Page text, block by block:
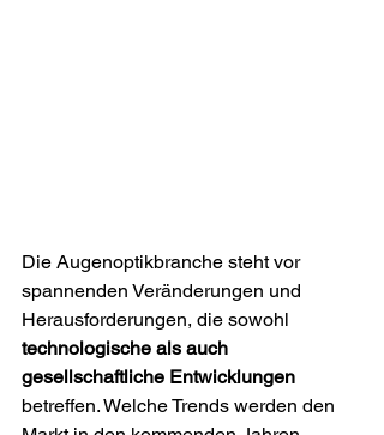
Die Augenoptikbranche steht vor
spannenden Veränderungen und
Herausforderungen, die sowohl
technologische als auch
gesellschaftliche Entwicklungen
betreffen. Welche Trends werden den